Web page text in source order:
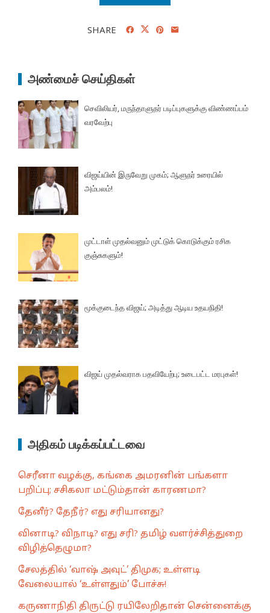
SHARE
அண்மைச் செய்திகள்
செவிலியர், மருந்தாளுநர் படிப்புகளுக்கு விண்ணப்பம்
வரவேற்பு
விஜய்யின் இருவேறு முகம்; ஆளுநர் உரையில்
அம்பலம்!
முட்டாள் முதல்வனும் முட்டுக் கொடுக்கும் ரசிக
குஞ்சுகளும்!
மூக்குடைந்த விஜய்; அடித்து ஆடிய உதயநிதி!
விஜய் முதல்வராக பதவியேற்பு; உடைபட்ட மரபுகள்!
அதிகம் படிக்கப்பட்டவை
செரீனா வழக்கு, கங்கை அமரனின் பங்களா
பறிப்பு; சசிகலா மட்டும்தான் காரணமா?
தேனீர்? தேநீர்? எது சரியானது?
வினாடி? விநாடி? எது சரி? தமிழ் வளர்ச்சித்துறை
விழித்தெழுமா?
சேலத்தில் ‘வாஷ் அவுட்’ திமுக; உள்ளடி
வேலையால் ‘உள்ளதும்’ போச்சு!
கருணாநிதி திருட்டு ரயிலேறிதான் சென்னைக்கு